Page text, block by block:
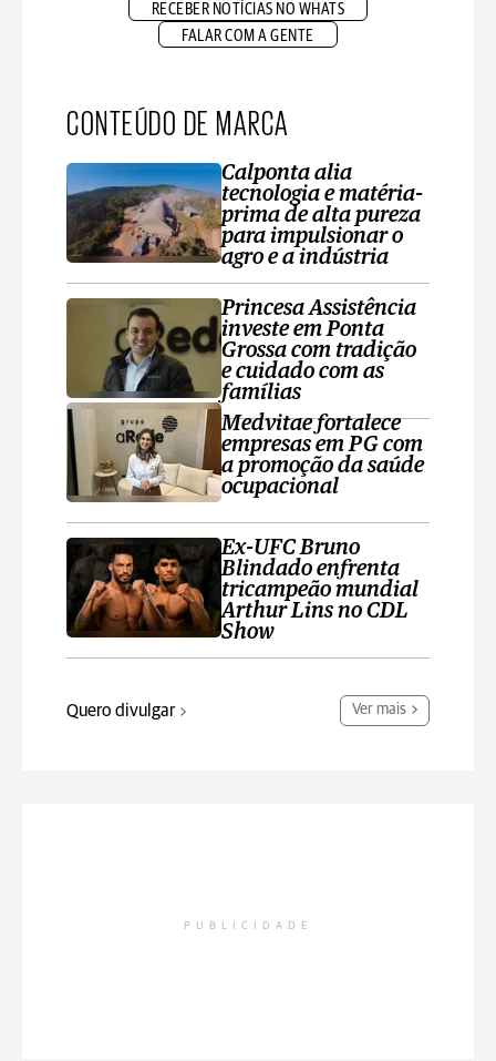
RECEBER NOTÍCIAS NO WHATS
FALAR COM A GENTE
CONTEÚDO DE MARCA
Calponta alia
tecnologia e matéria-
prima de alta pureza
para impulsionar o
agro e a indústria
Princesa Assistência
investe em Ponta
Grossa com tradição
e cuidado com as
famílias
Medvitae fortalece
empresas em PG com
a promoção da saúde
ocupacional
Ex-UFC Bruno
Blindado enfrenta
tricampeão mundial
Arthur Lins no CDL
Show
Quero divulgar Ver mais
PUBLICIDADE